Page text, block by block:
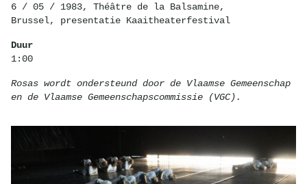
6 / 05 / 1983, Théâtre de la Balsamine,
Brussel, presentatie Kaaitheaterfestival
Duur
1:00
Rosas wordt ondersteund door de Vlaamse Gemeenschap
en de Vlaamse Gemeenschapscommissie (VGC).